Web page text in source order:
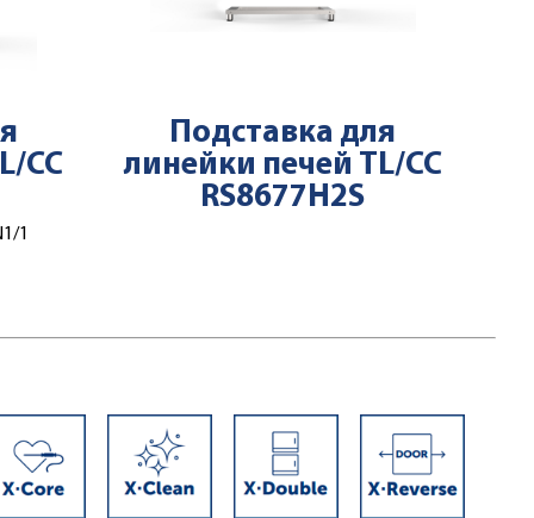
CC
1
Подставка для
линейки печей TL/CC
RS8677H2S